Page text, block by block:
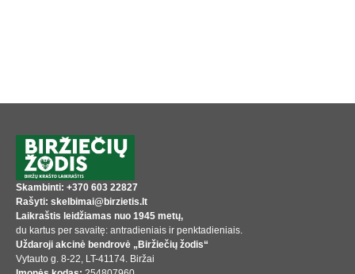
Skambinti: +370 603 22827
Rašyti: skelbimai@birzietis.lt
Laikraštis leidžiamas nuo 1945 metų,
du kartus per savaitę: antradieniais ir penktadieniais.
Uždaroji akcinė bendrovė „Biržiečių žodis“
Vytauto g. 8-22, LT-41174. Biržai